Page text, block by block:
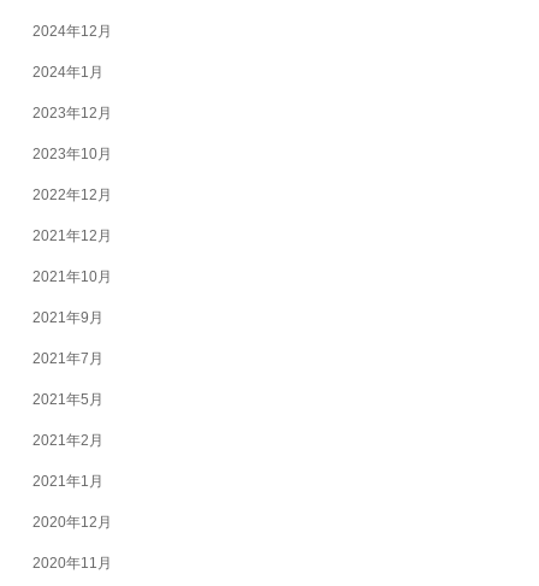
2024年12月
2024年1月
2023年12月
2023年10月
2022年12月
2021年12月
2021年10月
2021年9月
2021年7月
2021年5月
2021年2月
2021年1月
2020年12月
2020年11月